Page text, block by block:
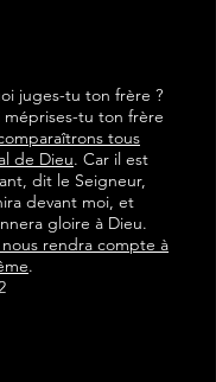
juges-tu ton frère ?
tu ton frère
tous
de Dieu. Car il est
dit le Seigneur,
devant moi, et
gloire à Dieu.
rendra compte à
.